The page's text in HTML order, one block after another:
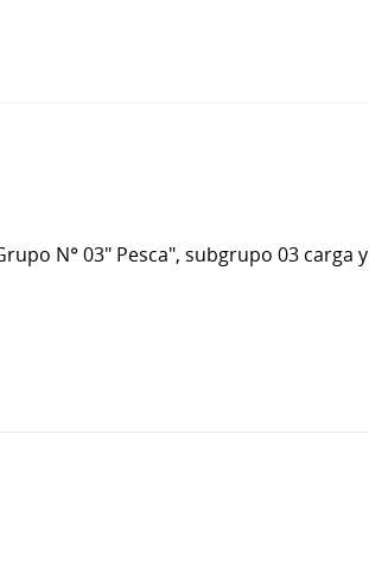
N° 03" Pesca", subgrupo 03 carga y